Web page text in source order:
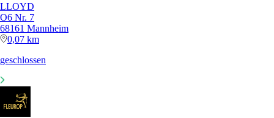
LLOYD
O6 Nr. 7
68161 Mannheim
0,07 km
geschlossen